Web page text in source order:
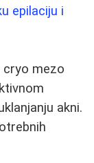
epilaciju i
mezo
akni.